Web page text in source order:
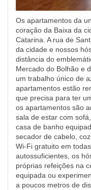
Os apartamentos da
coração da Baixa da
Catarina. A rua de
da cidade e nossos
distância do
Mercado do Bolhão e
um trabalho único de
apartamentos estão
que precisa para ter
os apartamentos são
sala de estar com
casa de banho
secador de cabelo,
Wi-Fi gratuito em
autossuficientes, os
próprias refeições na
equipada ou
a poucos metros de